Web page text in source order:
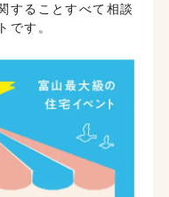
することすべて相談
です。